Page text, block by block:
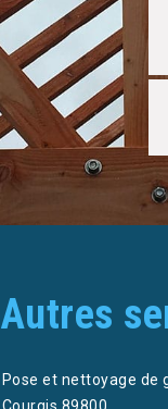
Autres
Pose et nettoyage de